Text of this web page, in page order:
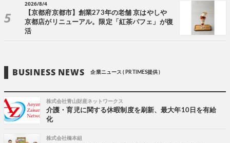
2026/8/4
【京都府京都市】創業273年の老舗 京はやしや
京都店がリニューアル。限定「紅茶パフェ」が復
活
BUSINESS NEWS 企業ニュース ( PR TIMES提供 )
株式会社青山財産ネットワークス
介護・育児に関する休暇制度を刷新、最大年10日を有給
化
株式会社橋本組